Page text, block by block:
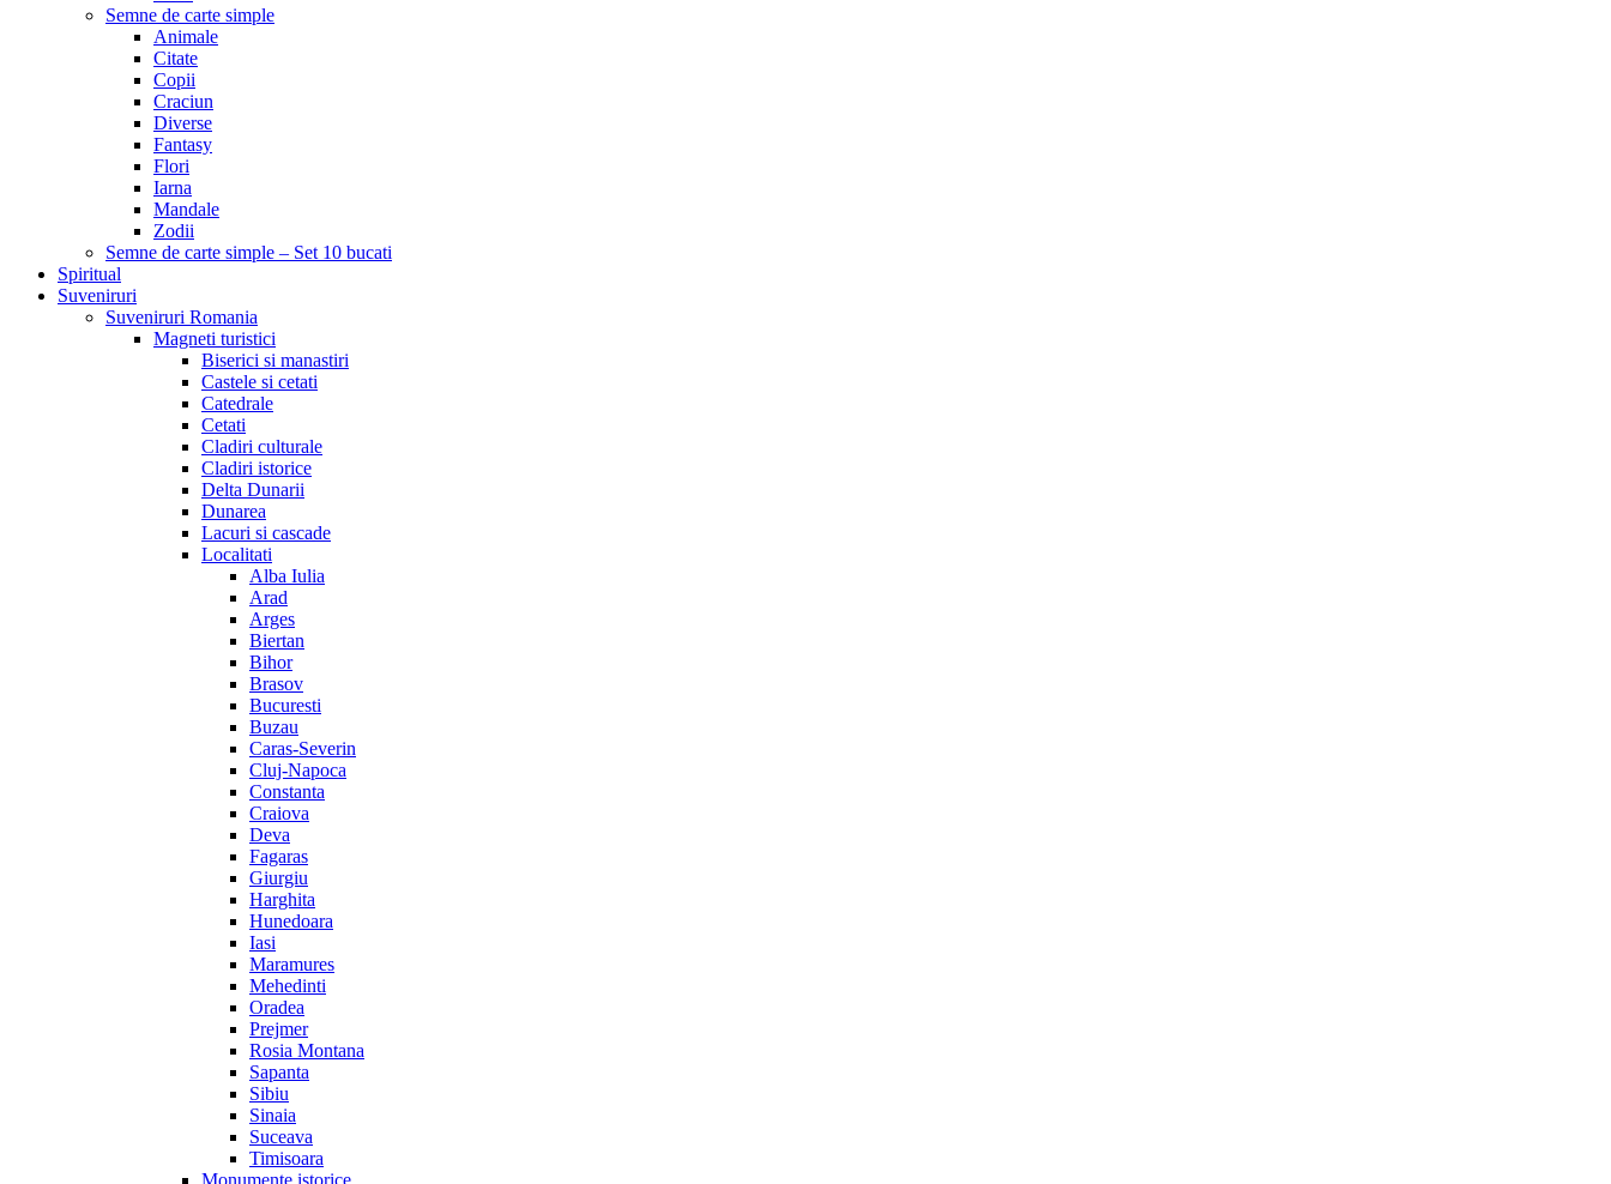
Semne de carte simple
Animale
Citate
Copii
Craciun
Diverse
Fantasy
Flori
Iarna
Mandale
Zodii
Semne de carte simple – Set 10 bucati
Spiritual
Suveniruri
Suveniruri Romania
Magneti turistici
Biserici si manastiri
Castele si cetati
Catedrale
Cetati
Cladiri culturale
Cladiri istorice
Delta Dunarii
Dunarea
Lacuri si cascade
Localitati
Alba Iulia
Arad
Arges
Biertan
Bihor
Brasov
Bucuresti
Buzau
Caras-Severin
Cluj-Napoca
Constanta
Craiova
Deva
Fagaras
Giurgiu
Harghita
Hunedoara
Iasi
Maramures
Mehedinti
Oradea
Prejmer
Rosia Montana
Sapanta
Sibiu
Sinaia
Suceava
Timisoara
Monumente istorice